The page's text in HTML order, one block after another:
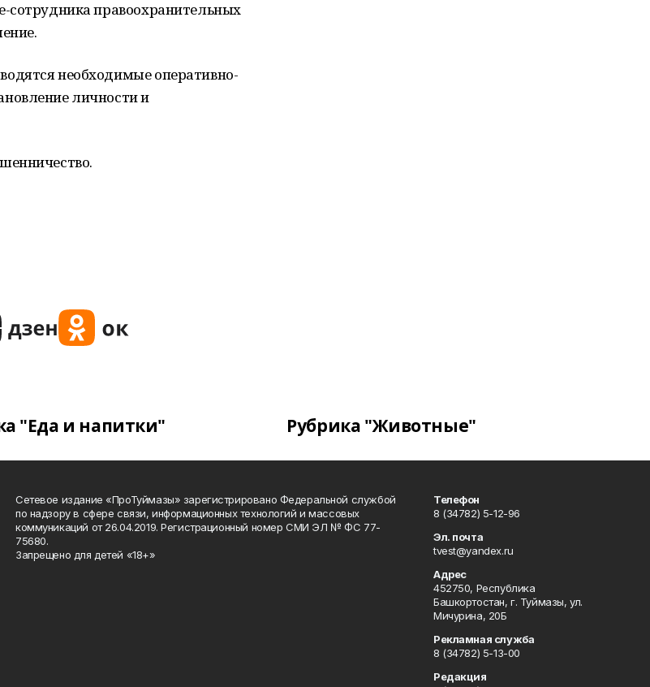
сотрудника правоохранительных
необходимые оперативно-
личности и
"Еда и напитки" Рубрика "Животные"
Сетевое издание «ПроТуймазы» зарегистрировано Федеральной службой
по надзору в сфере связи, информационных технологий и массовых
коммуникаций от 26.04.2019. Регистрационный номер СМИ ЭЛ № ФС 77-
75680.
Запрещено для детей «18+»
Телефон
8 (34782) 5-12-96
Эл. почта
tvest@yandex.ru
Адрес
452750, Республика
Башкортостан, г. Туймазы, ул.
Мичурина, 20Б
Рекламная служба
8 (34782) 5-13-00
Редакция